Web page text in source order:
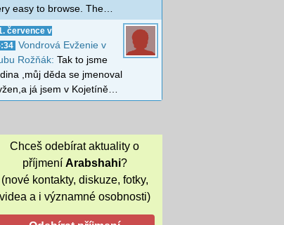
easy to browse. The…
července v
Vondrová Evženie v
Rožňák: Tak to jsme
,můj děda se jmenoval
já jsem v Kojetíně…
Chceš odebírat aktuality o
příjmení Arabshahi?
(nové kontakty, diskuze, fotky,
videa a i významné osobnosti)